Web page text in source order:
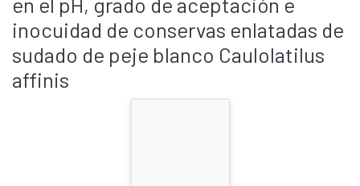
inocuidad de conservas enlatadas de
sudado de peje blanco Caulolatilus
affinis